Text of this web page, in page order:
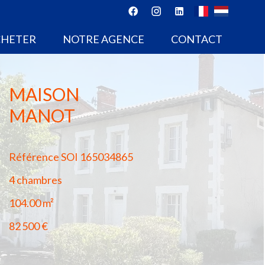
NOTRE AGENCE CONTACT
MAISON
MANOT
RéférenceSOI 165034865
4 chambres
104.00m²
82 500 €